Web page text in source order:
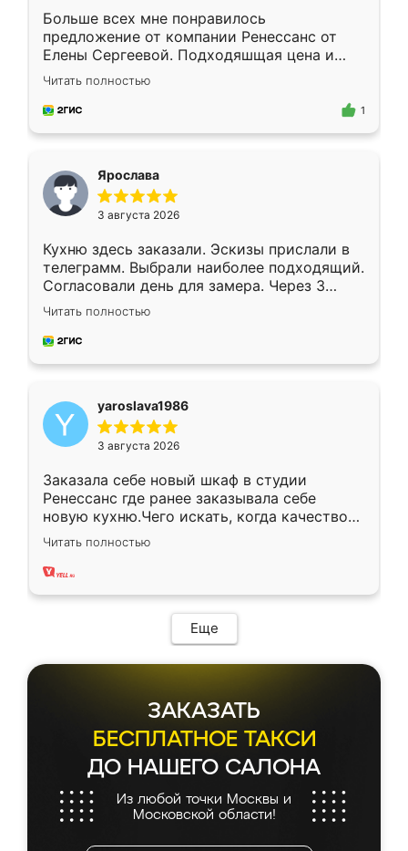
Больше всех мне понравилось
предложение от компании Ренессанс от
Елены Сергеевой. Подходяшщая цена и
короткие сроки изготовления. Приехавший
для замера сотрудник Владислав
предложил по моему эскизу самый
Читать полностью
1
Ярослава
3 августа 2026
Кухню здесь заказали. Эскизы прислали в
телеграмм. Выбрали наиболее подходящий.
Согласовали день для замера. Через 3
недели кухня была уже готова. Остались
довольны работой. Спасибо Ренессанс
мебель за качественную работу!
Читать полностью
yaroslava1986
3 августа 2026
Заказала себе новый шкаф в студии
Ренессанс где ранее заказывала себе
новую кухню.Чего искать, когда качеством
вполне довольна. Служит кухня уже почти
два года, нареканий нет.
Читать полностью
Еще
ЗАКАЗАТЬ
БЕСПЛАТНОЕ ТАКСИ
ДО НАШЕГО САЛОНА
Из любой точки Москвы и
Московской области!